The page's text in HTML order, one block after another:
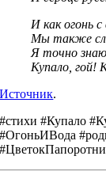
И как огонь
Мы также
Я точно
Купало, гой!
Источник.
#стихи #Купало
#ОгоньИВода